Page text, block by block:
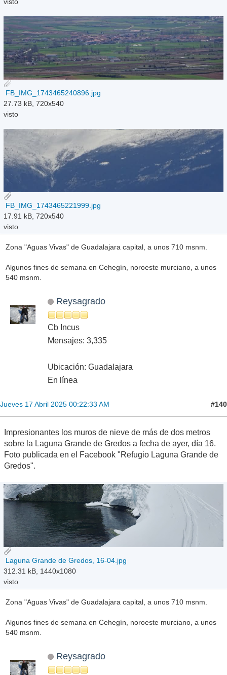
FB_IMG_1743465240896.jpg
27.73 kB, 720x540
visto
FB_IMG_1743465221999.jpg
17.91 kB, 720x540
visto
Zona "Aguas Vivas" de Guadalajara capital, a unos 710 msnm.
Algunos fines de semana en Cehegín, noroeste murciano, a unos
540 msnm.
Reysagrado
Cb Incus
Mensajes: 3,335
Ubicación: Guadalajara
En línea
Jueves 17 Abril 2025 00:22:33 AM #140
Impresionantes los muros de nieve de más de dos metros
sobre la Laguna Grande de Gredos a fecha de ayer, día 16.
Foto publicada en el Facebook "Refugio Laguna Grande de
Gredos".
Laguna Grande de Gredos, 16-04.jpg
312.31 kB, 1440x1080
visto
Zona "Aguas Vivas" de Guadalajara capital, a unos 710 msnm.
Algunos fines de semana en Cehegín, noroeste murciano, a unos
540 msnm.
Reysagrado